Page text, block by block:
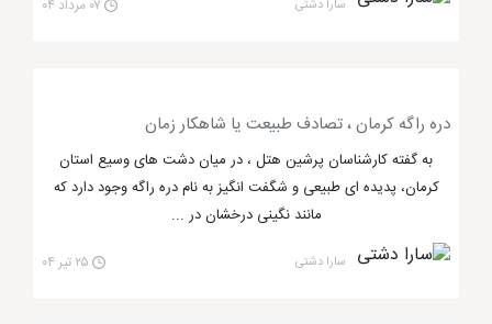
بهترین مراکز تفریحی و گردشگری ایران در شیراز
و تبریز
مراکز تفریحی و گردشگری ایراندر شهر تبریز
ایجاد شده است. تبریز در فصل تابستان بسیار جذاب
سارا دشتی ۰۷ مرداد ۰۴
دره راگه کرمان ، تصادف طبیعت یا شاهکار زمان
به گفته کارشناسان پرشین هتل ، در میان دشت های وسیع استان
کرمان، پدیده ای طبیعی و شگفت انگیز به نام دره راگه وجود دارد که
مانند نگینی درخشان در ...
سارا دشتی ۲۵ تیر ۰۴